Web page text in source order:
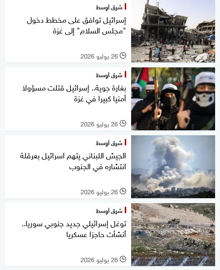
شرق أوسط
إسرائيل توافق على مخطط دخول
"مجلس السلام" إلى غزة
l 26 يوليو 2026
شرق أوسط
بغارة جوية.. إسرائيل قتلت مسؤولا
أمنيا كبيرا في غزة
l 26 يوليو 2026
شرق أوسط
الجيش اللبناني يتهم اسرائيل بعرقلة
انتشاره في الجنوب
l 26 يوليو 2026
شرق أوسط
توغل إسرائيلي جديد جنوبي سوريا..
أنشأت حاجزا عسكريا
l 26 يوليو 2026